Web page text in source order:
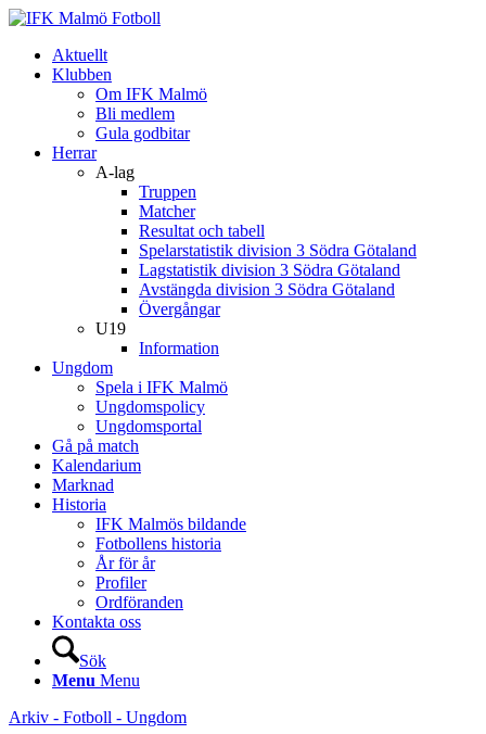
Aktuellt
Klubben
Om IFK Malmö
Bli medlem
Gula godbitar
Herrar
A-lag
Truppen
Matcher
Resultat och tabell
Spelarstatistik division 3 Södra Götaland
Lagstatistik division 3 Södra Götaland
Avstängda division 3 Södra Götaland
Övergångar
U19
Information
Ungdom
Spela i IFK Malmö
Ungdomspolicy
Ungdomsportal
Gå på match
Kalendarium
Marknad
Historia
IFK Malmös bildande
Fotbollens historia
År för år
Profiler
Ordföranden
Kontakta oss
Sök
Menu Menu
Arkiv - Fotboll - Ungdom